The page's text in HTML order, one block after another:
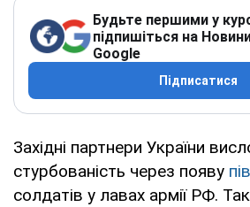
Будьте першими у
підпишіться на
Google
Підписатися
Західні партнери України
стурбованість через появу
солдатів у лавах армії РФ.